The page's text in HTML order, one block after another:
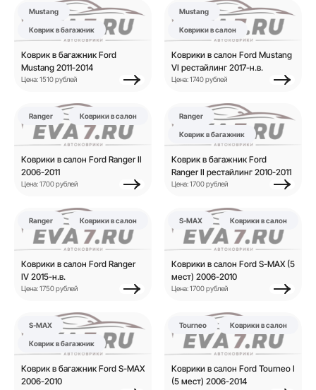
Mustang
Коврик в багажник
Коврик в багажник Ford
Mustang 2011-2014
Цена: 1510 рублей
Mustang
Коврики в салон
Коврики в салон Ford Mustang
VI рестайлинг 2017-н.в.
Цена: 1740 рублей
Ranger Коврики в салон
Коврики в салон Ford Ranger II
2006-2011
Цена: 1700 рублей
Ranger
Коврик в багажник
Коврик в багажник Ford
Ranger II рестайлинг 2010-2011
Цена: 1700 рублей
Ranger Коврики в салон
Коврики в салон Ford Ranger
IV 2015-н.в.
Цена: 1750 рублей
S-MAX Коврики в салон
Коврики в салон Ford S-MAX (5
мест) 2006-2010
Цена: 1700 рублей
S-MAX
Коврик в багажник
Коврик в багажник Ford S-MAX
2006-2010
Tourneo Коврики в салон
Коврики в салон Ford Tourneo I
(5 мест) 2006-2014